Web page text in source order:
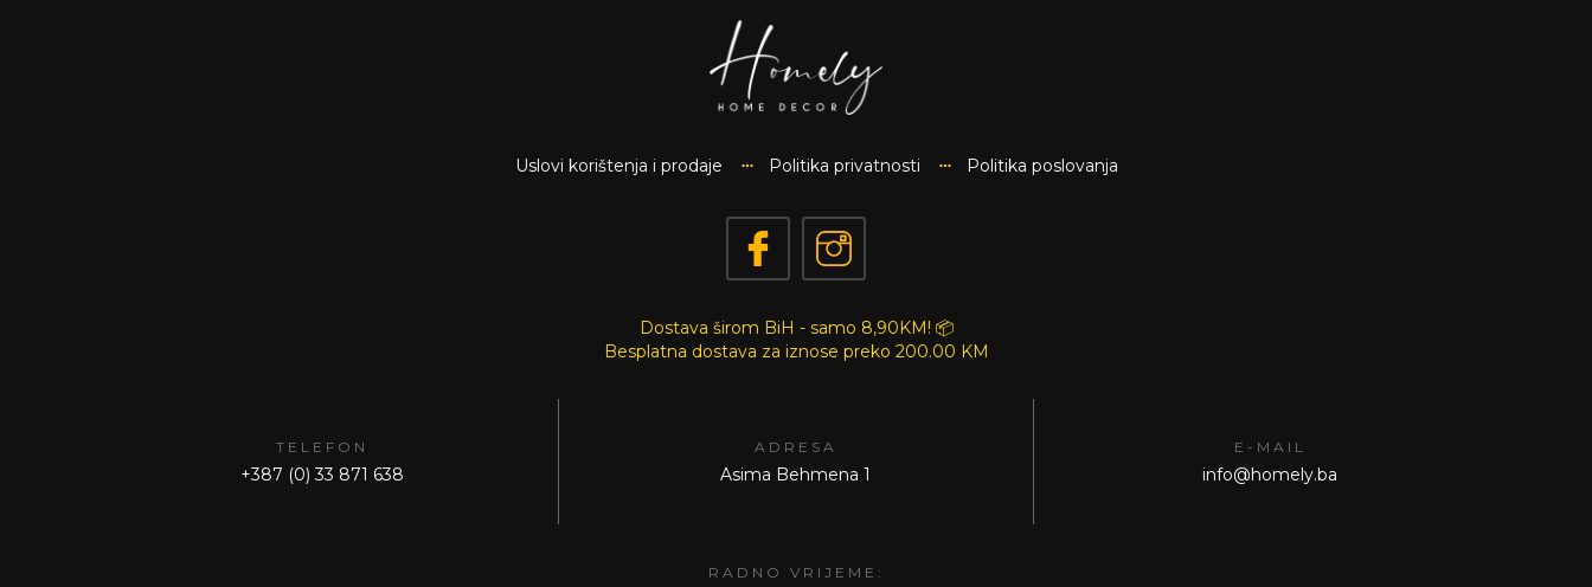
Uslovi korištenja i prodaje Politika privatnosti Politika poslovanja
Dostava širom BiH - samo 8,90KM! 📦
Besplatna dostava za iznose preko 200.00 KM
TELEFON
+387 (0) 33 871 638
ADRESA
Asima Behmena 1
E-MAIL
info@homely.ba
RADNO VRIJEME: